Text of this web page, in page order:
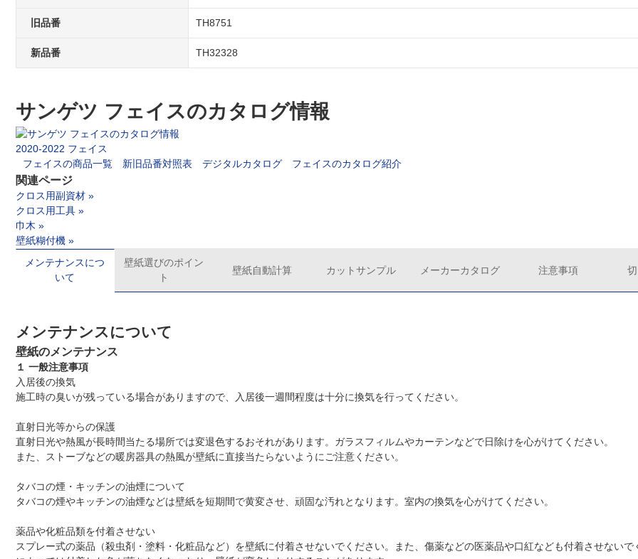
旧品番 TH8751
新品番 TH32328
サンゲツ フェイスのカタログ情報
2020-2022 フェイス
フェイスの商品一覧
新旧品番対照表 デジタルカタログ フェイスのカタログ紹介
関連ページ
クロス用副資材 »
クロス用工具 »
巾木 »
壁紙糊付機 »
メンテナンスにつ
いて
壁紙選びのポイン
ト
壁紙自動計算 カットサンプル メーカーカタログ 注意事項
メンテナンスについて
壁紙のメンテナンス
１ 一般注意事項
入居後の換気
施工時の臭いが残っている場合がありますので、入居後一週間程度は十分に換気を行ってください。
直射日光等からの保護
直射日光や熱風が長時間当たる場所では変退色するおそれがあります。ガラスフィルムやカーテンなどで日除けを心がけてください。
また、ストーブなどの暖房器具の熱風が壁紙に直接当たらないようにご注意ください。
タバコの煙・キッチンの油煙について
タバコの煙やキッチンの油煙などは壁紙を短期間で黄変させ、頑固な汚れとなります。室内の換気を心がけてください。
薬品や化粧品類を付着させない
スプレー式の薬品（殺虫剤・塗料・化粧品など）を壁紙に付着させないでください。また、傷薬などの医薬品や口紅なども付着させないで